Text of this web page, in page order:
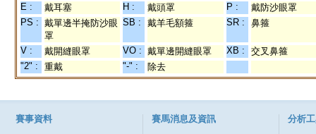
E :
戴耳塞 H : 戴頭罩 P :
戴防沙眼罩
PS : 戴單邊半掩防沙眼
罩
SB : 戴羊毛額箍 SR : 鼻箍
V : 戴開縫眼罩 VO : 戴單邊開縫眼罩 XB :
交叉鼻箍
"2" :
重戴 "-" : 除去
賽事資料 賽馬消息及資訊 分析